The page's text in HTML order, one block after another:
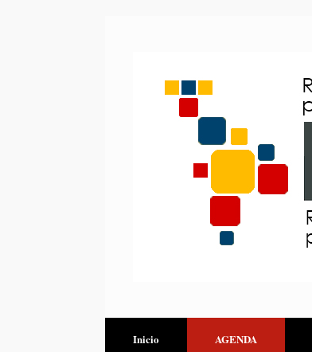
Inicio AGENDA